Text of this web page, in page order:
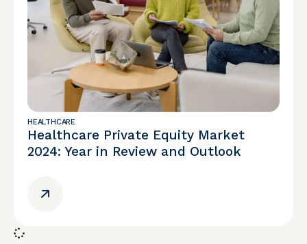
HEALTHCARE
Healthcare Private Equity Market
2024: Year in Review and Outlook